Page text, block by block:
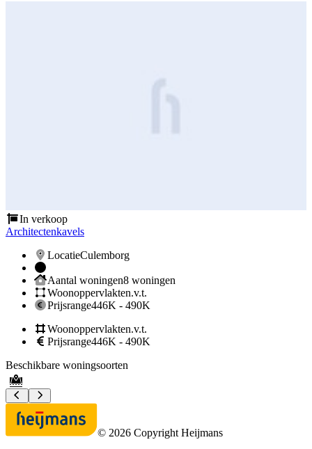
In verkoop
Architectenkavels
LocatieCulemborg
Aantal woningen8 woningen
Woonoppervlakten.v.t.
Prijsrange446K - 490K
Woonoppervlakten.v.t.
Prijsrange446K - 490K
Beschikbare woningsoorten
© 2026 Copyright Heijmans